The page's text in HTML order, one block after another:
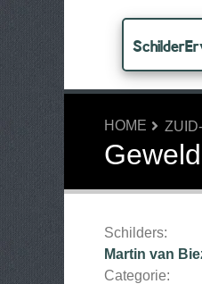
HOME
Schilders:
Martin van
Categorie: